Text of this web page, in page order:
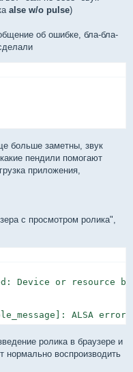
alse w/o pulse)
об ошибке, бла-бла-
больше заметны, звук
пендили помогают
приложения,
с просмотром ролика",
Device or resource
ALSA
ролика в браузере и
нормально воспроизводить